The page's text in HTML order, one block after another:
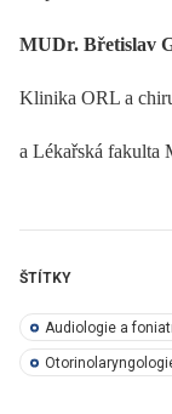
MUDr. Břetislav
Klinika ORL a
a Lékařská fakulta
ŠTÍTKY
Audiologie a